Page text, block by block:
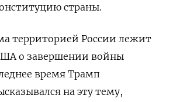
страны.
территорией России лежит
о завершении войны
время Трамп
на эту тему,